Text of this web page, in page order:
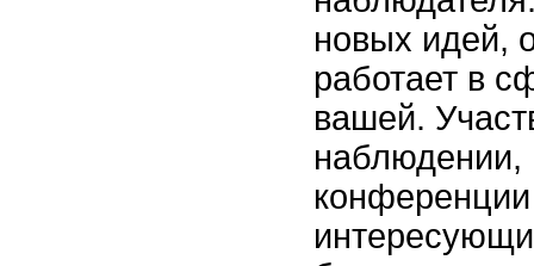
новых идей,
работает в
вашей.
наблюдении,